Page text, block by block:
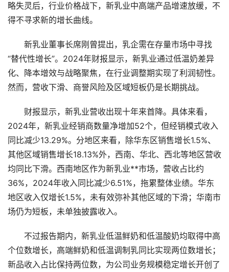
略失灵后，行业价格战下，新乳业中高端产品增速放缓，不
得不寻求新的增长曲线。
新乳业董事长席刚曾提出，乳企需在存量市场中寻找
“替代性增长”。2024年财报显示，新乳业通过低温奶差异
化、降本增效与战略聚焦，在行业调整期实现了利润韧性。
然而，营收下滑、商誉风险及区域短板仍是长期挑战。
财报显示，新乳业营收出现十年来首降。具体来看，
2024年，新乳业经销商数量净增加52个，但经销模式收入
同比减少13.29%。分地区来看，除华东区销售增长1.5%、
其他区域销售增长18.13%外，西南、华北、西北等地区营收
均同比下滑。西南地区作为新乳业**市场，营收占比约
36%，2024年收入同比减少6.51%，拖累整体业绩。华东
地区收入仅增长1.5%，未有效弥补其他区域的下滑；华南市
场仍为短板，未单独披露收入。
不过报告期内，新乳业低温鲜奶和低温酸奶均取得中高
个位数增长，高端鲜奶和低温调制乳同比实现两位数增长；
新品收入占比保持两位数，为公司业务规模稳定增长开创了